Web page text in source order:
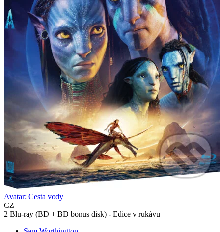
Avatar: Cesta vody
CZ
2 Blu-ray (BD + BD bonus disk) - Edice v rukávu